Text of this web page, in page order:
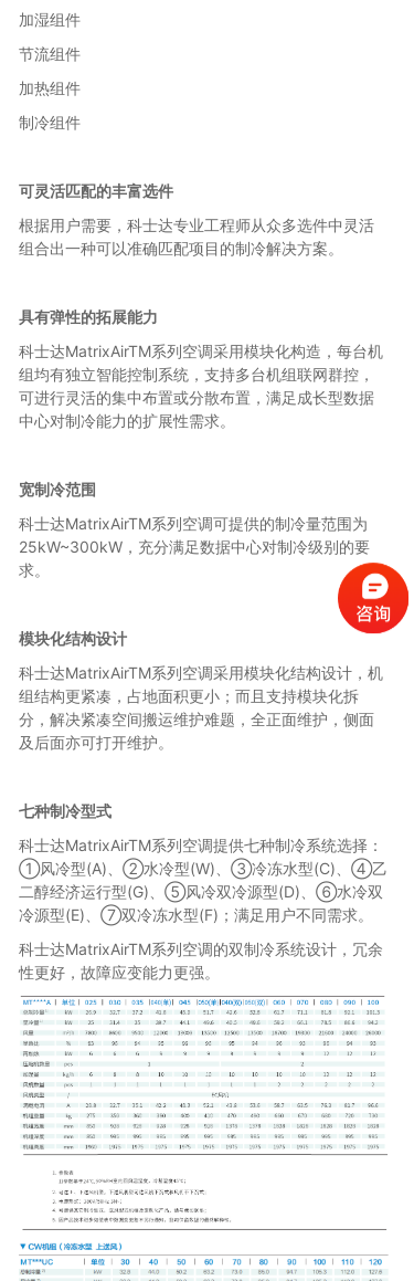
加湿组件
节流组件
加热组件
制冷组件
可灵活匹配的丰富选件
根据用户需要，科士达专业工程师从众多选件中灵活
组合出一种可以准确匹配项目的制冷解决方案。
具有弹性的拓展能力
科士达MatrixAirTM系列空调采用模块化构造，每台机
组均有独立智能控制系统，支持多台机组联网群控，
可进行灵活的集中布置或分散布置，满足成长型数据
中心对制冷能力的扩展性需求。
宽制冷范围
科士达MatrixAirTM系列空调可提供的制冷量范围为
25kW~300kW，充分满足数据中心对制冷级别的要
求。
模块化结构设计
科士达MatrixAirTM系列空调采用模块化结构设计，机
组结构更紧凑，占地面积更小；而且支持模块化拆
分，解决紧凑空间搬运维护难题，全正面维护，侧面
及后面亦可打开维护。
七种制冷型式
科士达MatrixAirTM系列空调提供七种制冷系统选择：
①风冷型(A)、②水冷型(W)、③冷冻水型(C)、④乙
二醇经济运行型(G)、⑤风冷双冷源型(D)、⑥水冷双
冷源型(E)、⑦双冷冻水型(F)；满足用户不同需求。
科士达MatrixAirTM系列空调的双制冷系统设计，冗余
性更好，故障应变能力更强。